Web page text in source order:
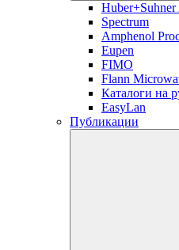
Huber+Suhner
Spectrum
Amphenol
Eupen
FIMO
Flann
Каталоги на
EasyLan
Публикации